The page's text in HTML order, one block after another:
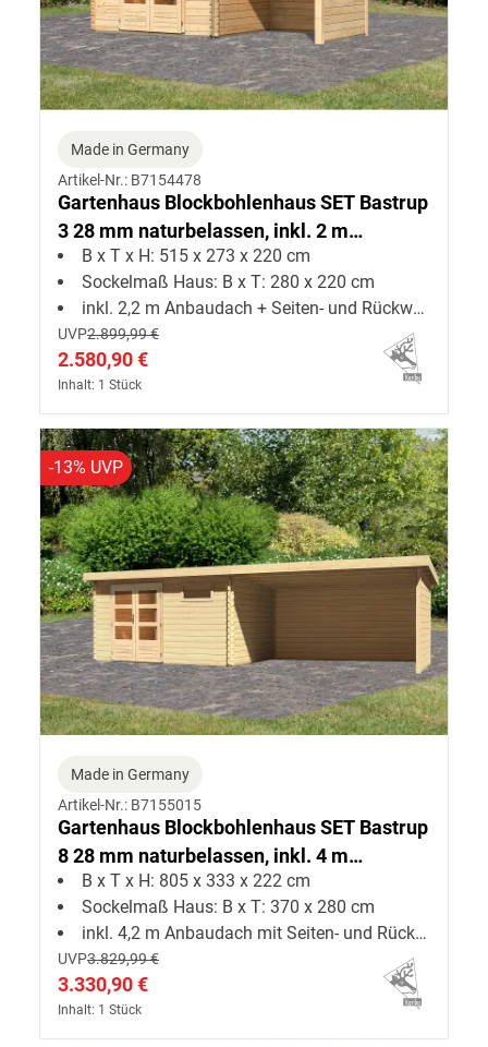
Made in Germany
Artikel-Nr.: B7154478
Gartenhaus Blockbohlenhaus SET Bastrup
3 28 mm naturbelassen, inkl. 2 m
Anbaudach + Seiten--Rückwand
B x T x H: 515 x 273 x 220 cm
Sockelmaß Haus: B x T: 280 x 220 cm
inkl. 2,2 m Anbaudach + Seiten- und Rückwand
UVP2.899,99 €
2.580,90 €
Inhalt: 1 Stück
-13% UVP
Made in Germany
Artikel-Nr.: B7155015
Gartenhaus Blockbohlenhaus SET Bastrup
8 28 mm naturbelassen, inkl. 4 m
Anbaudach + Seiten--Rückwand
B x T x H: 805 x 333 x 222 cm
Sockelmaß Haus: B x T: 370 x 280 cm
inkl. 4,2 m Anbaudach mit Seiten- und Rückwand
UVP3.829,99 €
3.330,90 €
Inhalt: 1 Stück